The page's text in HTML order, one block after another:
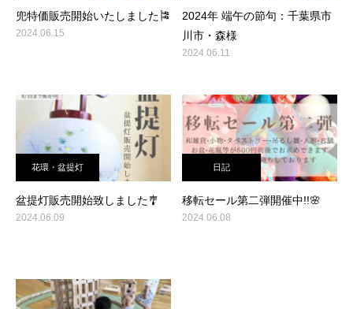
兜特価販売開始いたしました🎏
2024.06.15
2024年 端午の節句：千葉県市
川市・森様
2024.06.11
花環・盆提灯
盆提灯販売開始致しました🎐
2024.06.09
日記
移転セール第二弾開催中!!🌸
2024.06.08